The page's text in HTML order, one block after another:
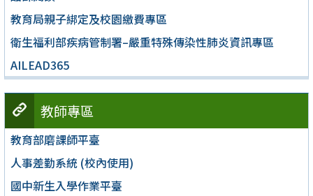
教育局親子綁定及校園繳費專區
衛生福利部疾病管制署–嚴重特殊傳染性肺炎資訊專區
AILEAD365
教師專區
教育部磨課師平臺
人事差勤系統 (校內使用)
國中新生入學作業平臺